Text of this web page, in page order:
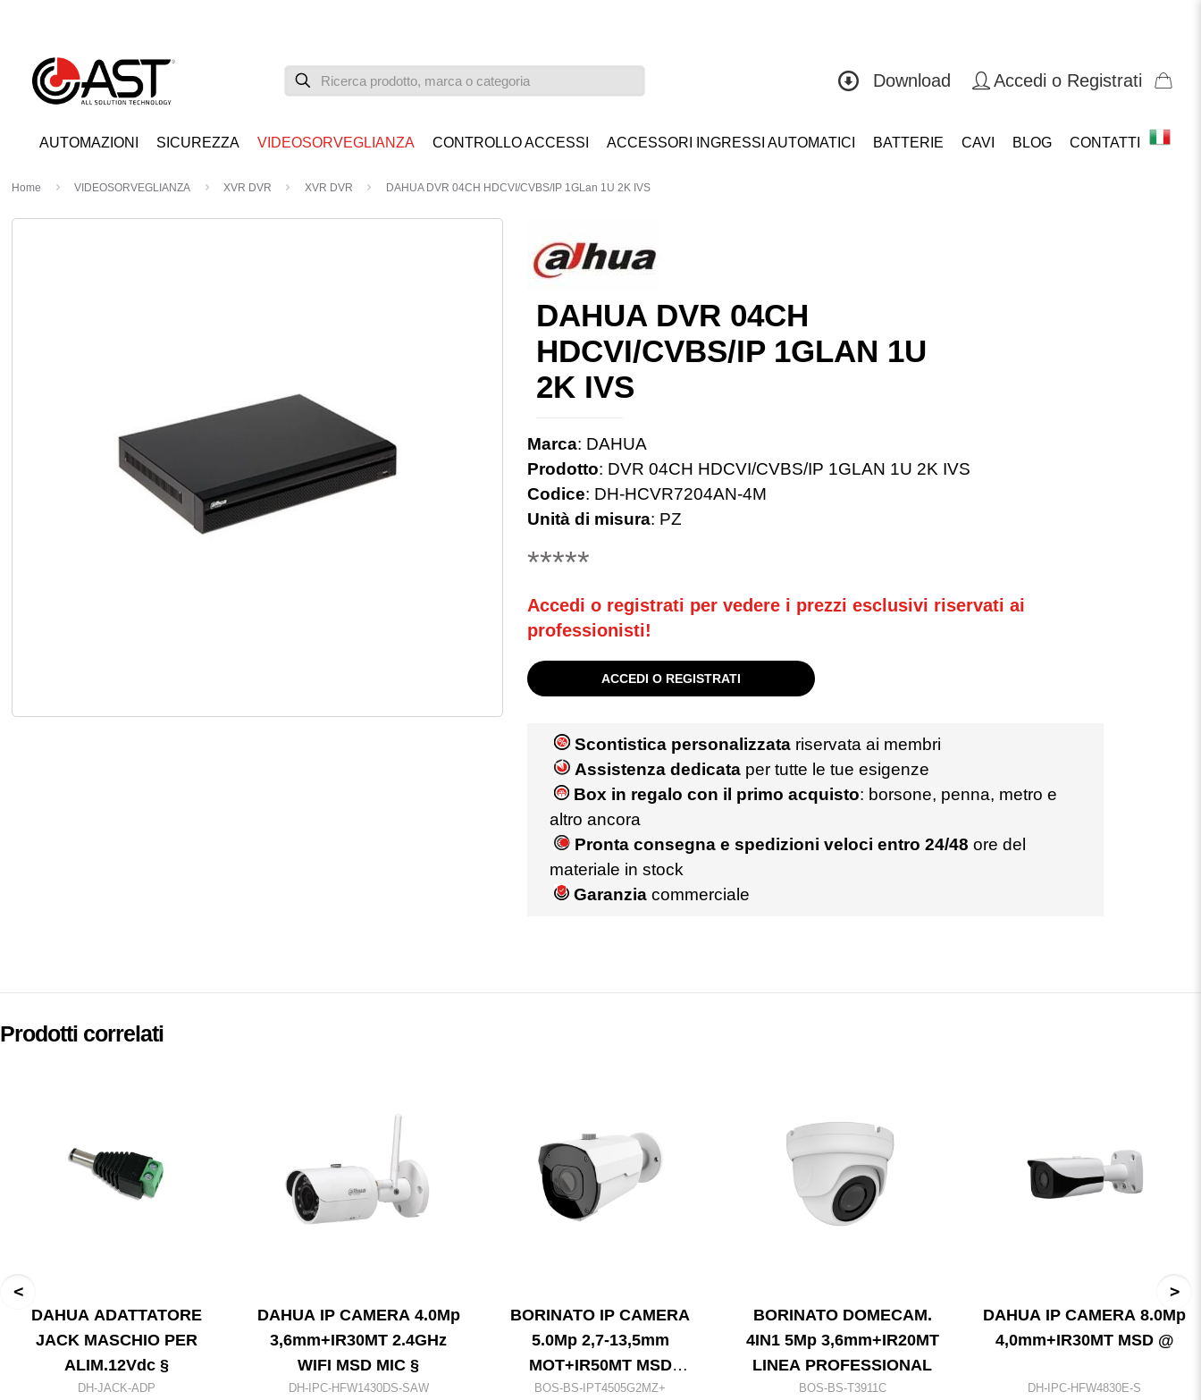
Download Accedi o Registrati
AUTOMAZIONI SICUREZZA VIDEOSORVEGLIANZA CONTROLLO ACCESSI ACCESSORI INGRESSI AUTOMATICI BATTERIE CAVI BLOG CONTATTI
Home VIDEOSORVEGLIANZA XVR DVR XVR DVR DAHUA DVR 04CH HDCVI/CVBS/IP 1GLan 1U 2K IVS
DAHUA DVR 04CH
HDCVI/CVBS/IP 1GLAN 1U
2K IVS
Marca: DAHUA
Prodotto: DVR 04CH HDCVI/CVBS/IP 1GLAN 1U 2K IVS
Codice: DH-HCVR7204AN-4M
Unità di misura: PZ
*****
Accedi o registrati per vedere i prezzi esclusivi riservati ai
professionisti!
ACCEDI O REGISTRATI
Scontistica personalizzatariservata ai membri
Assistenza dedicataper tutte le tue esigenze
Box in regalo con il primo acquisto: borsone, penna, metro e
altro ancora
Pronta consegna e spedizioni veloci entro 24/48 ore del
materiale in stock
Garanziacommerciale
Prodotti correlati
DAHUA ADATTATORE
JACK MASCHIO PER
ALIM.12Vdc §
DH-JACK-ADP
DAHUA IP CAMERA 4.0Mp
3,6mm+IR30MT 2.4GHz
WIFI MSD MIC §
DH-IPC-HFW1430DS-SAW
BORINATO IP CAMERA
5.0Mp 2,7-13,5mm
MOT+IR50MT MSD
1IN/1OUT SERIE
BOS-BS-IPT4505G2MZ+
BORINATO DOMECAM.
4IN1 5Mp 3,6mm+IR20MT
LINEA PROFESSIONAL
BOS-BS-T3911C
DAHUA IP CAMERA 8.0Mp
4,0mm+IR30MT MSD @
DH-IPC-HFW4830E-S